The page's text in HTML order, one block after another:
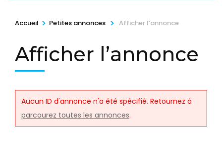
Accueil > Petites annonces > Afficher l’annonce
Afficher l’annonce
Aucun ID d'annonce n'a été spécifié. Retournez à
parcourez toutes les annonces.